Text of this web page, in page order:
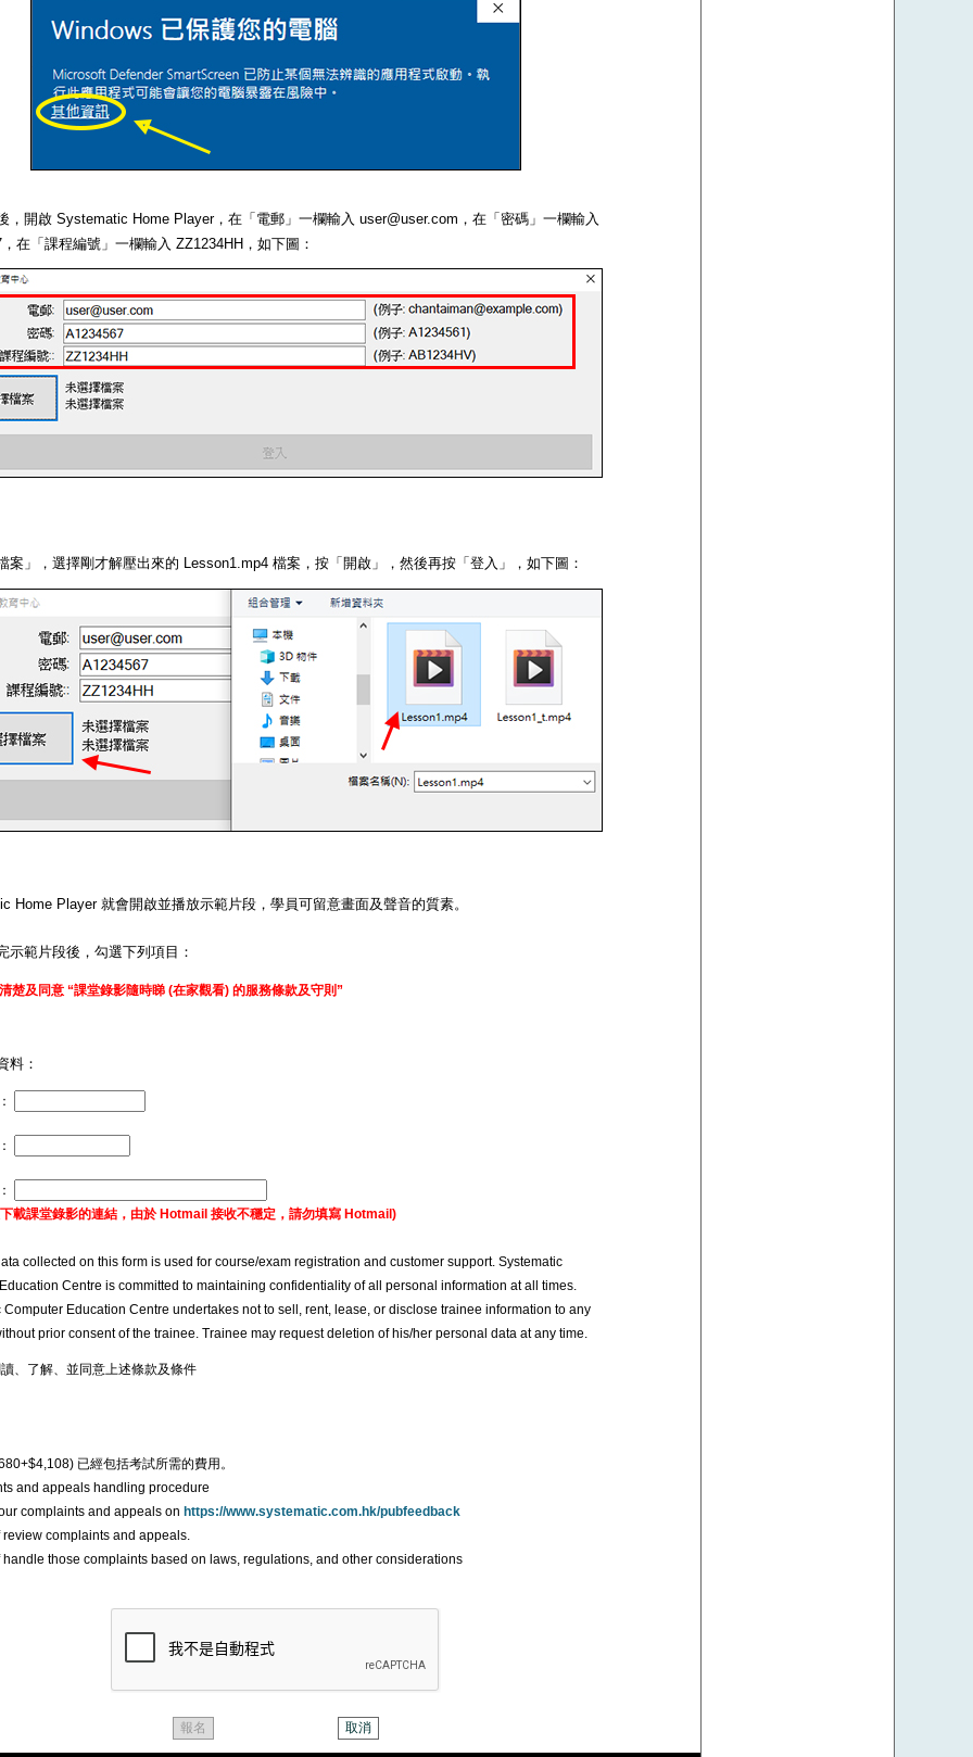
，開啟 Systematic Home Player，在「電郵」一欄輸入 user@user.com，在「密碼」一欄輸入
在「課程編號」一欄輸入 ZZ1234HH，如下圖：
案」，選擇剛才解壓出來的 Lesson1.mp4 檔案，按「開啟」，然後再按「登入」，如下圖：
Home Player 就會開啟並播放示範片段，學員可留意畫面及聲音的質素。
示範片段後，勾選下列項目：
楚及同意 “課堂錄影隨時睇 (在家觀看) 的服務條款及守則”
料：
載課堂錄影的連結，由於 Hotmail 接收不穩定，請勿填寫 Hotmail)
collected on this form is used for course/exam registration and customer support. Systematic
Centre is committed to maintaining confidentiality of all personal information at all times.
Computer Education Centre undertakes not to sell, rent, lease, or disclose trainee information to any
prior consent of the trainee. Trainee may request deletion of his/her personal data at any time.
、了解、並同意上述條款及條件
已經包括考試所需的費用。
and appeals handling procedure
complaints and appeals on https://www.systematic.com.hk/pubfeedback
review complaints and appeals.
handle those complaints based on laws, regulations, and other considerations